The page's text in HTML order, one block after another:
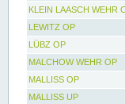
KLEIN LAASCH WEHR
LEWITZ OP
LÜBZ OP
MALCHOW WEHR OP
MALLISS OP
MALLISS UP